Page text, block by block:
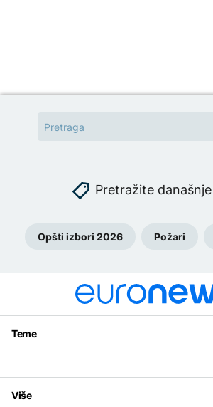
Pretražite
Opšti izbori 2026 Požari
Teme
Svijet
Sport
Magazin
Više